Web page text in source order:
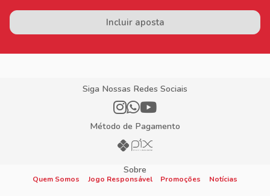
Incluir aposta
Siga Nossas Redes Sociais
Método de Pagamento
Sobre
Quem Somos Jogo Responsável Promoções Notícias